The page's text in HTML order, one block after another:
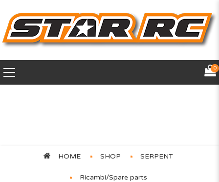
0
HOME SHOP SERPENT
Ricambi/Spare parts